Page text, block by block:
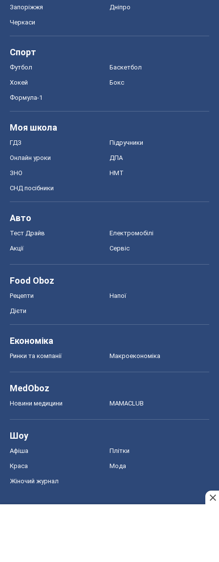
Запоріжжя Дніпро
Черкаси
Спорт
Футбол Баскетбол
Хокей Бокс
Формула-1
Моя школа
ГДЗ Підручники
Онлайн уроки ДПА
ЗНО НМТ
СНД посібники
Авто
Тест Драйв Електромобілі
Акції Сервіс
Food Oboz
Рецепти Напої
Дієти
Економіка
Ринки та компанії Макроекономіка
MedOboz
Новини медицини MAMACLUB
Шоу
Афіша Плітки
Краса Мода
Жіночий журнал